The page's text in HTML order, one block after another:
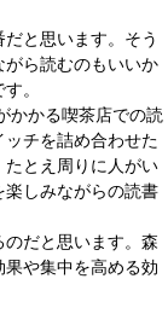
と思います。そう
ら読むのもいいか
。
かかる喫茶店での読
チを詰め合わせた
とえ周りに人がい
しみながらの読書
だと思います。森
や集中を高める効